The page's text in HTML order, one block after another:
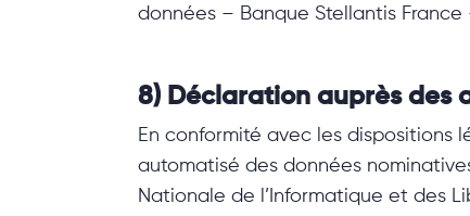
données – Banque Stellantis France
8) Déclaration auprès des
En conformité avec les dispositions
automatisé des données
Nationale de l’Informatique et des